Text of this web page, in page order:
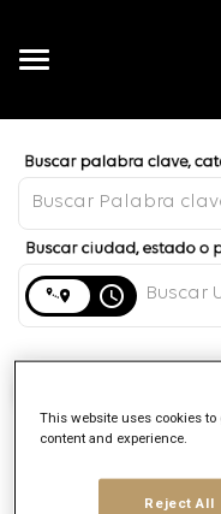
Toggle
ES
access_time
Función
This website uses cookies
content and experience.
Reject All